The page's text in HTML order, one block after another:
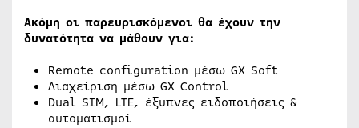
Ακόμη οι παρευρισκόμενοι θα έχουν την
δυνατότητα να μάθουν για:
Remote configuration μέσω GX Soft
Διαχείριση μέσω GX Control
Dual SIM, LTE, έξυπνες ειδοποιήσεις &
αυτοματισμοί